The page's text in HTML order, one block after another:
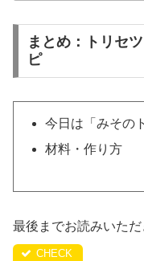
まとめ：トリセ
ピ
今日は「みその
材料・作り方
最後までお読みいただ